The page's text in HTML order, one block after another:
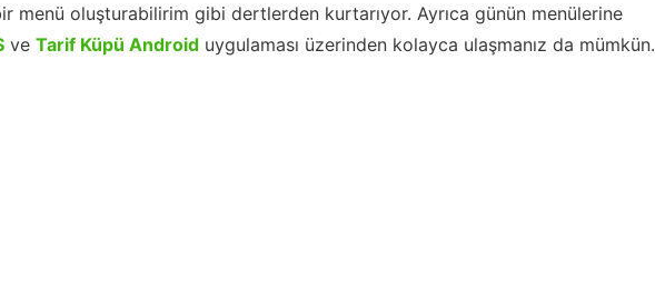
menü oluşturabilirim gibi dertlerden kurtarıyor. Ayrıca günün menülerine
ve Tarif Küpü Android uygulaması üzerinden kolayca ulaşmanız da mümkün.